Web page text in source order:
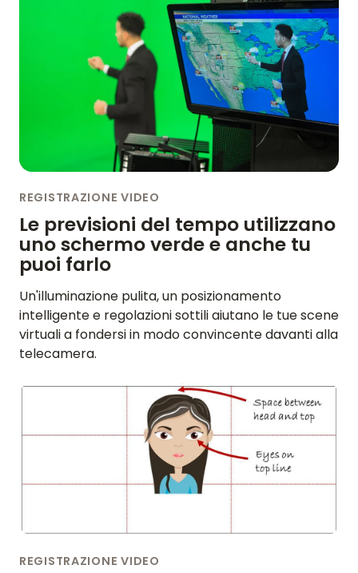
REGISTRAZIONE VIDEO
Le previsioni del tempo utilizzano
uno schermo verde e anche tu
puoi farlo
Un'illuminazione pulita, un posizionamento
intelligente e regolazioni sottili aiutano le tue scene
virtuali a fondersi in modo convincente davanti alla
telecamera.
REGISTRAZIONE VIDEO